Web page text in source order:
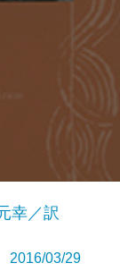
幸／訳
03/29